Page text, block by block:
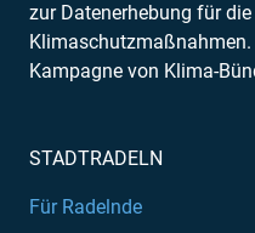
zur Datenerhebung für
Klimaschutzmaßnahmen.
Kampagne von Klima-
STADTRADELN
Für Radelnde